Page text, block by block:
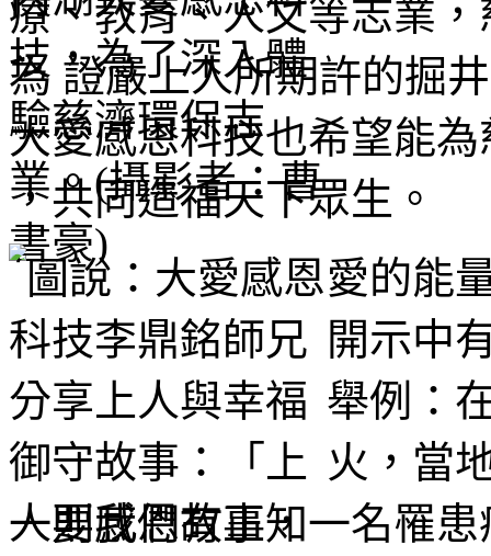
療、教育、人文等志業
為 證嚴上人所期許的掘
大愛感恩科技也希望能
，共同造福天下眾生。
愛的能
開示中
舉例：
火，當
一則感恩故事，一名罹